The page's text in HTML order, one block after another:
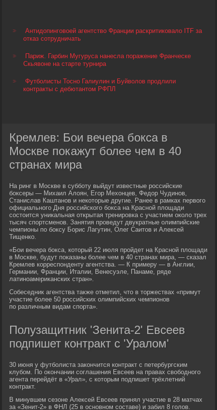
Антидопинговоей агентство Франции раскритиковало ITF за
отказ сотрудничать
Париж. Гарбин Мугуруса нанесла поражение Франческе
Скьявоне на старте турнира
Футболисты Тосно Галиулин и Буйволов продлили
контракты с дебютантом РФПЛ
Кремлев: Бои вечера бокса в
Москве покажут более чем в 40
странах мира
На ринг в Москве в субботу выйдут известные российские
боксеры — Михаил Алоян, Егор Мехонцев, Федор Чудинов,
Станислав Каштанов и некоторые другие. Ранее в рамках первого
официального Дня российского бокса на Красной площади
состоится уникальная открытая тренировка с участием около трех
тысяч спортсменов. Занятия проведут двукратные олимпийские
чемпионы по боксу Борис Лагутин, Олег Саитов и Алексей
Тищенко.
«Бои вечера бокса, который 22 июля пройдет на Красной площади
в Москве, будут показаны более чем в 40 странах мира, — сказал
Кремлев корреспонденту агентства. — К примеру — в Англии,
Германии, Франции, Италии, Венесуэле, Панаме, ряде
латиноамериканских стран».
Собеседник агентства также отметил, что в торжествах «примут
участие более 50 российских олимпийских чемпионов
по различным видам спорта».
Полузащитник 'Зенита-2' Евсеев
подпишет контракт с 'Уралом'
30 июня у футболиста закончится контракт с петербургским
клубом. По окончании соглашения Евсеев на правах свободного
агента перейдёт в «Урал», с которым подпишет трёхлетний
контракт.
В минувшем сезоне Алексей Евсеев принял участие в 28 матчах
за «Зенит-2» в ФНЛ (25 в основном составе) и забил 8 голов.